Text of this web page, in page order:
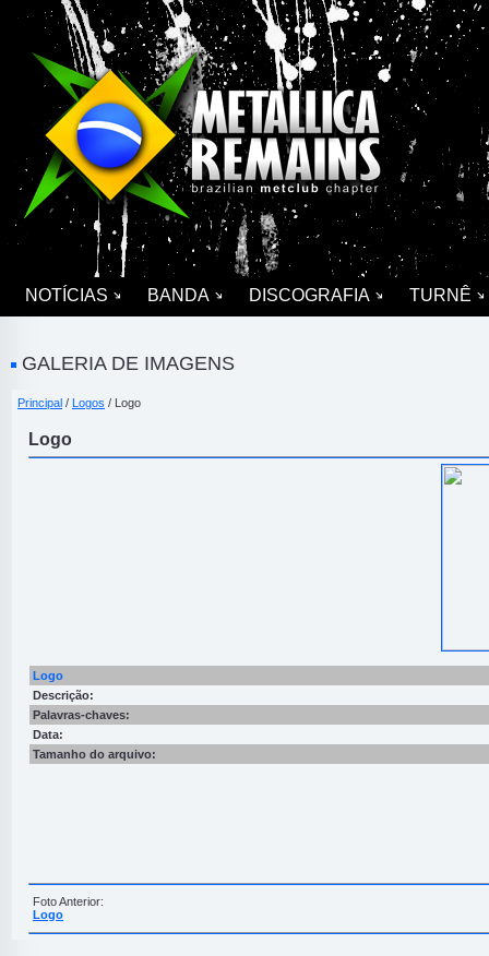
NOTÍCIAS BANDA DISCOGRAFIA TURNÊ
GALERIA DE IMAGENS
Principal / Logos / Logo
Logo
Logo
Descrição:
Palavras-chaves:
Data:
Tamanho do arquivo:
Foto Anterior:
Logo